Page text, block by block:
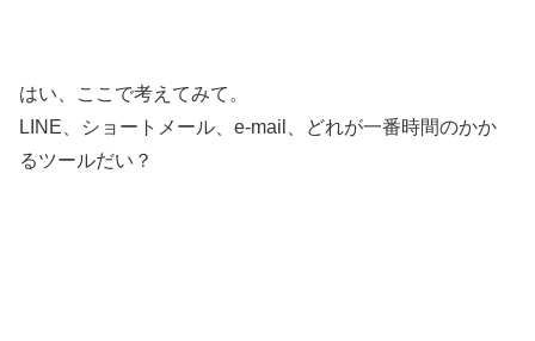
はい、ここで考えてみて。
LINE、ショートメール、e-mail、どれが一番時間のかか
るツールだい？